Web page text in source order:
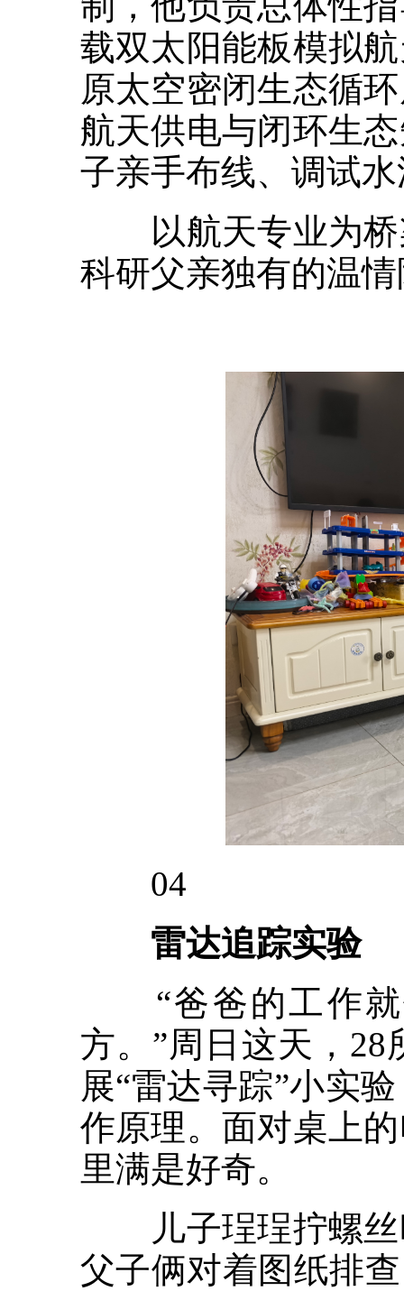
载双太阳能板模拟
原太空密闭生态循
航天供电与闭环生
子亲手布线、调试
以航天专业为桥
科研父亲独有的温
04
雷达追踪实验
“爸爸的工作就
方。”周日这天，
展“雷达寻踪”小实
作原理。面对桌上
里满是好奇。
儿子珵珵拧螺丝
父子俩对着图纸排